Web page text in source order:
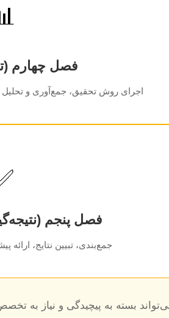
فصل چهارم
اجرای روش تحقیق، جمع‌آوری و تحلیل
فصل پنجم
جمع‌بندی، تبیین نتایج،
بسته به پیچیدگی و نیاز به